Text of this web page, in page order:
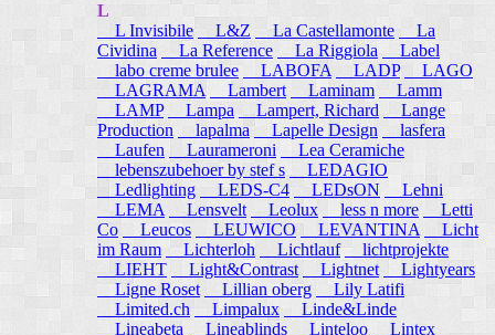
L
L Invisibile
L&Z La Castellamonte
La
Cividina
La Reference La Riggiola
Label
labo creme brulee
LABOFA LADP
LAGO
LAGRAMA
Lambert Laminam
Lamm
LAMP
Lampa Lampert, Richard
Lange
Production
lapalma Lapelle Design
lasfera
Laufen
Laurameroni
Lea Ceramiche
lebenszubehoer by stef s
LEDAGIO
Ledlighting
LEDS-C4 LEDsON
Lehni
LEMA
Lensvelt Leolux less n more
Letti
Co
Leucos LEUWICO LEVANTINA
Licht
im Raum
Lichterloh Lichtlauf lichtprojekte
LIEHT
Light&Contrast Lightnet
Lightyears
Ligne Roset
Lillian oberg
Lily Latifi
Limited.ch
Limpalux
Linde&Linde
Lineabeta
Lineablinds Linteloo
Lintex